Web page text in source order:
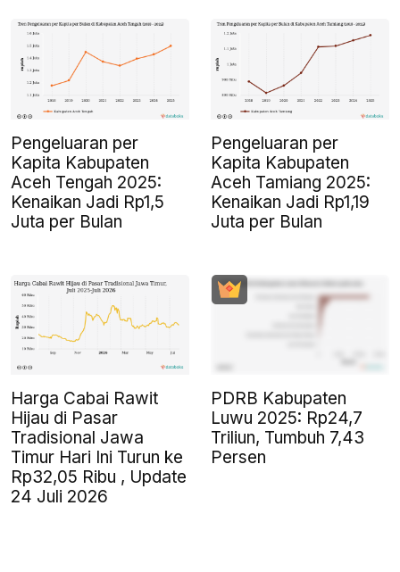
Pengeluaran per
Kapita Kabupaten
Aceh Tengah 2025:
Kenaikan Jadi Rp1,5
Juta per Bulan
Pengeluaran per
Kapita Kabupaten
Aceh Tamiang 2025:
Kenaikan Jadi Rp1,19
Juta per Bulan
Harga Cabai Rawit
Hijau di Pasar
Tradisional Jawa
Timur Hari Ini Turun ke
Rp32,05 Ribu , Update
24 Juli 2026
PDRB Kabupaten
Luwu 2025: Rp24,7
Triliun, Tumbuh 7,43
Persen